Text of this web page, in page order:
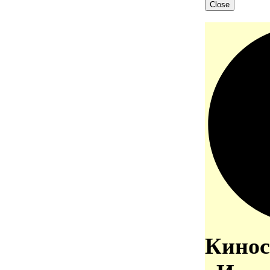
Close